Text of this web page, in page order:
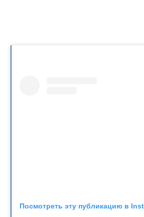
Посмотреть эту публикацию в